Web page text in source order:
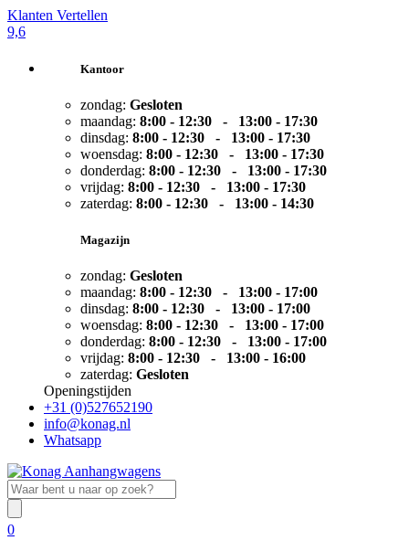
Klanten Vertellen
9,6
Kantoor
zondag: Gesloten
maandag: 8:00 - 12:30 - 13:00 - 17:30
dinsdag: 8:00 - 12:30 - 13:00 - 17:30
woensdag: 8:00 - 12:30 - 13:00 - 17:30
donderdag: 8:00 - 12:30 - 13:00 - 17:30
vrijdag: 8:00 - 12:30 - 13:00 - 17:30
zaterdag: 8:00 - 12:30 - 13:00 - 14:30
Magazijn
zondag: Gesloten
maandag: 8:00 - 12:30 - 13:00 - 17:00
dinsdag: 8:00 - 12:30 - 13:00 - 17:00
woensdag: 8:00 - 12:30 - 13:00 - 17:00
donderdag: 8:00 - 12:30 - 13:00 - 17:00
vrijdag: 8:00 - 12:30 - 13:00 - 16:00
zaterdag: Gesloten
Openingstijden
+31 (0)527652190
info@konag.nl
Whatsapp
0